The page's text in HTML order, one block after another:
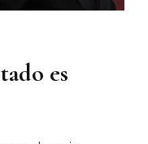
Moreno)
es